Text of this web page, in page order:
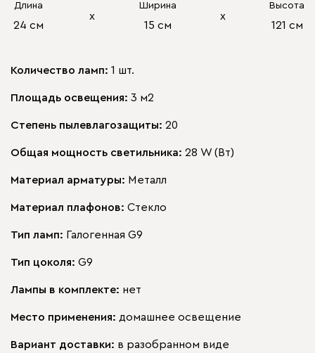
Длина
24 см
х
Ширина
15 см
х
Высота
121 см
Количество ламп: 1 шт.
Площадь освещения: 3 м2
Степень пылевлагозащиты: 20
Общая мощность светильника: 28 W (Вт)
Материал арматуры: Металл
Материал плафонов: Стекло
Тип ламп: Галогенная G9
Тип цоколя: G9
Лампы в комплекте: нет
Место применения: домашнее освещение
Вариант доставки: в разобранном виде